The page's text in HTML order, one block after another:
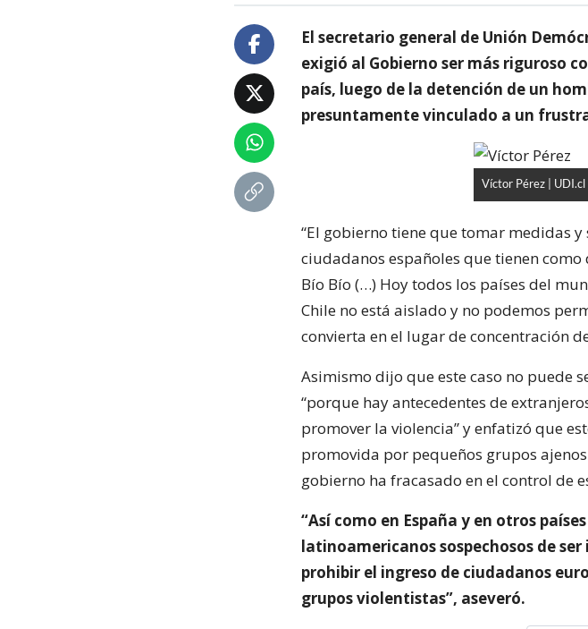
El secretario general de Unión
exigió al Gobierno ser más riguroso
país, luego de la detención de un
presuntamente vinculado a un
Víctor Pérez | UDI.cl
“El gobierno tiene que tomar medidas
ciudadanos españoles que tienen
Bío Bío (…) Hoy todos los países del
Chile no está aislado y no podemos
convierta en el lugar de concentración
Asimismo dijo que este caso no puede
“porque hay antecedentes de
promover la violencia” y enfatizó que
promovida por pequeños grupos
gobierno ha fracasado en el control de
“Así como en España y en otros
latinoamericanos sospechosos de
prohibir el ingreso de ciudadanos
grupos violentistas”, aseveró.